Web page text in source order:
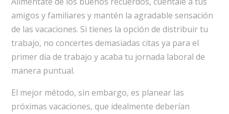
amigos y familiares y mantén la agradable sensación
de las vacaciones. Si tienes la opción de distribuir tu
trabajo, no concertes demasiadas citas ya para el
primer dia de trabajo y acaba tu jornada laboral de
manera puntual.
El mejor método, sin embargo, es planear las
próximas vacaciones, que idealmente deberían